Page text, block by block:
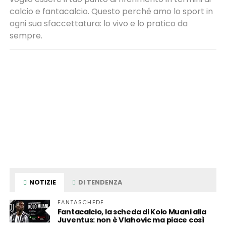
calcio e fantacalcio. Questo perché amo lo sport in
ogni sua sfaccettatura: lo vivo e lo pratico da
sempre.
NOTIZIE DI TENDENZA
FANTASCHEDE
Fantacalcio, la scheda di Kolo Muani alla
Juventus: non è Vlahovic ma piace così